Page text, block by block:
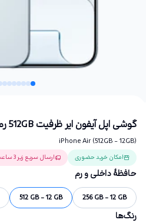
گوشی اپل آیفون ایر ظرفیت 512GB رم 12GB
iPhone Air (512GB - 12GB)
امکان خرید حضوری ارسال سریع زیر 3 ساعت
حافظهٔ داخلی و رم
256 GB - 12 GB
512 GB - 12 GB
رنگ‌ها